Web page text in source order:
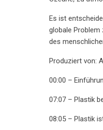
Es ist
globale Problem
des
Produziert von:
00:00 –
07:07 – Plastik
08:05 – Plastik